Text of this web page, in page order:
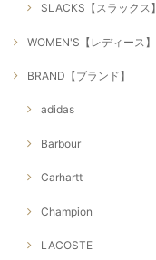
SLACKS【スラックス】
WOMEN'S【レディース】
BRAND【ブランド】
adidas
Barbour
Carhartt
Champion
LACOSTE